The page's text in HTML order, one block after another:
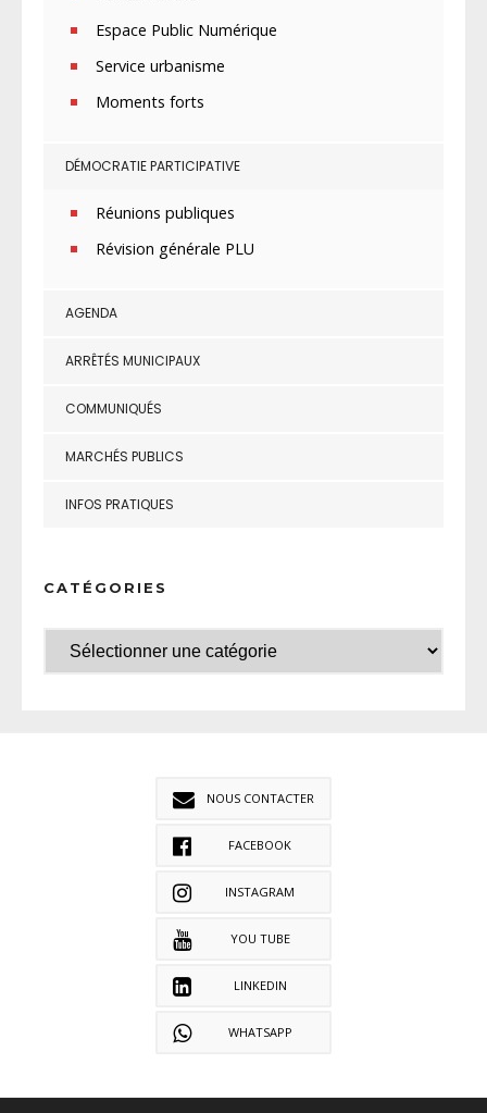
Espace Public Numérique
Service urbanisme
Moments forts
DÉMOCRATIE PARTICIPATIVE
Réunions publiques
Révision générale PLU
AGENDA
ARRÊTÉS MUNICIPAUX
COMMUNIQUÉS
MARCHÉS PUBLICS
INFOS PRATIQUES
CATÉGORIES
NOUS CONTACTER
FACEBOOK
INSTAGRAM
YOU TUBE
LINKEDIN
WHATSAPP